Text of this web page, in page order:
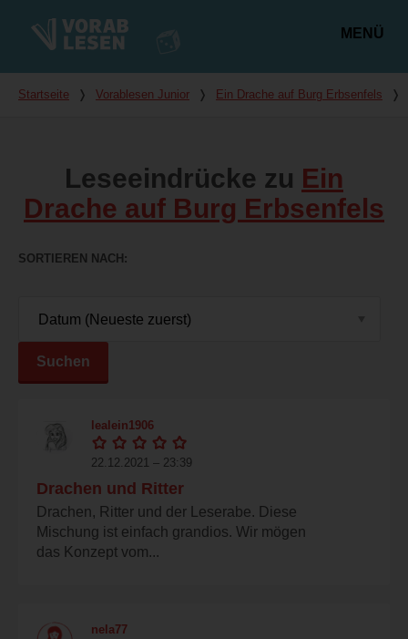
MENÜ
Du bist hier
Startseite ❭ Vorablesen Junior ❭ Ein Drache auf Burg Erbsenfels ❭
Leseeindrücke zu Ein
Drache auf Burg Erbsenfels
SORTIEREN NACH
Suchen
lealein1906
22.12.2021 – 23:39
Drachen und Ritter
Drachen, Ritter und der Leserabe. Diese
Mischung ist einfach grandios. Wir mögen
das Konzept vom...
nela77